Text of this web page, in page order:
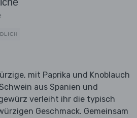
mit Paprika und Knoblauch
aus Spanien und
verleiht ihr die typisch
Geschmack. Gemeinsam